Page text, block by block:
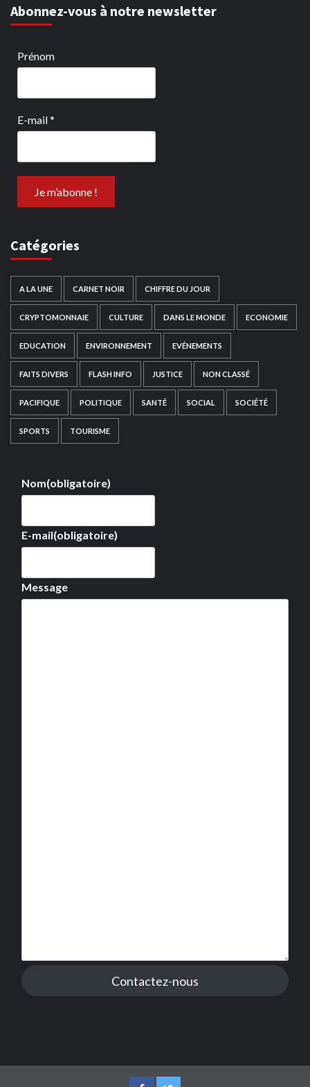
Abonnez-vous à notre newsletter
Prénom
E-mail*
Catégories
A LA UNE CARNET NOIR CHIFFRE DU JOUR
CRYPTOMONNAIE CULTURE DANS LE MONDE ECONOMIE
EDUCATION ENVIRONNEMENT EVÉNEMENTS
FAITS DIVERS FLASH INFO JUSTICE NON CLASSÉ
PACIFIQUE POLITIQUE SANTÉ SOCIAL SOCIÉTÉ
SPORTS TOURISME
Nom(obligatoire)
E-mail(obligatoire)
Message
Contactez-nous